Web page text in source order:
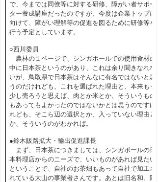
で、今までは同僚等に対する研修、障がい者サポー
ター養成講座だったのですが、今度は企業トップに
向けて、障がい理解等の促進を図るために研修等を
行う予定としています。
○西川委員
農林の１ページで、シンガポールでの使用食材の
中に日本茶というのがあり、これは余り聞きなれな
いが、鳥取県で日本茶はそんなに有名ではないと思
うのだけれども、これを選ばれた理由と、本来もう
少し売ろうと思えば、肉とか米とか、そういうもの
もあってもよかったのではないかとは思うのですけ
れども、そこら辺の選択とか、入っていない理由と
か、そういうのがわかれば。
●鈴木販路拡大・輸出促進課長
まず、日本茶につきましては、シンガポールの日
本料理店からのニーズで、いいものがあれば見たい
ということで、自社のお茶畑もあって自社で加工さ
れている大山の事業者さんです。あとは旧名和、陣